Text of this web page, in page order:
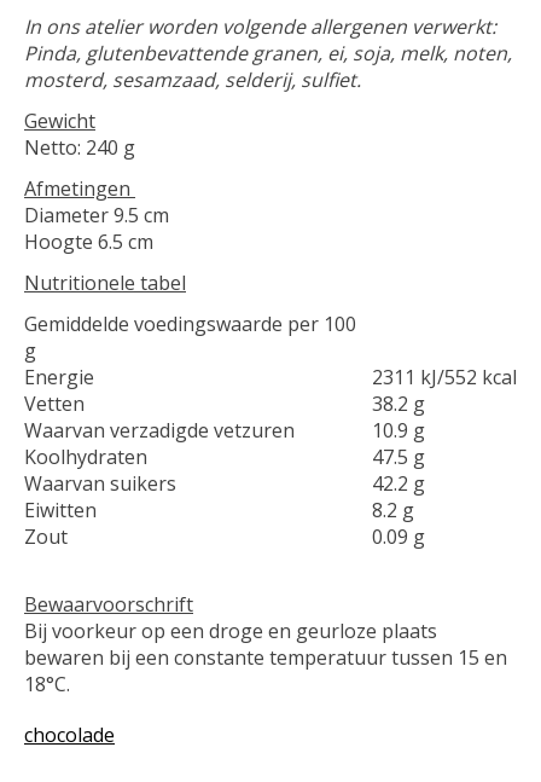
In ons atelier worden volgende allergenen verwerkt:
Pinda, glutenbevattende granen, ei, soja, melk, noten,
mosterd, sesamzaad, selderij, sulfiet.
Gewicht
Netto: 240 g
Afmetingen
Diameter 9.5 cm
Hoogte 6.5 cm
Nutritionele tabel
Gemiddelde voedingswaarde per 100
g
Energie
2311 kJ/552 kcal
Vetten
38.2 g
Waarvan verzadigde vetzuren
10.9 g
Koolhydraten
47.5 g
Waarvan suikers
42.2 g
Eiwitten
8.2 g
Zout
0.09 g
Bewaarvoorschrift
Bij voorkeur op een droge en geurloze plaats
bewaren bij een constante temperatuur tussen 15 en
18°C.
chocolade